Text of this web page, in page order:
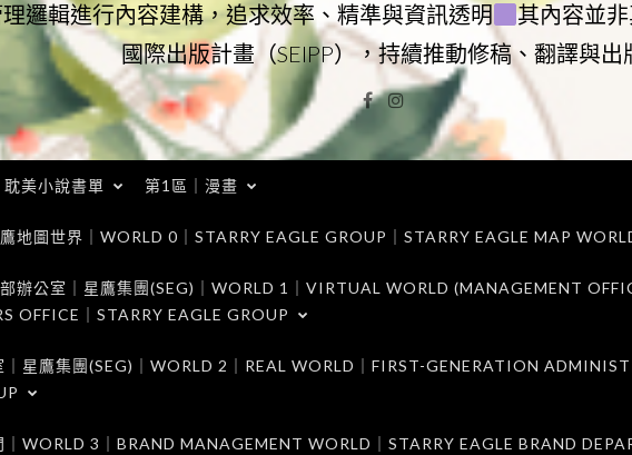
邏輯進行內容建構，追求效率、精準與資訊透明 其內容並
國際出版計畫（SEIPP），持續推動修稿、翻譯與出
Facebook
Instagram
美小說書單 第1區｜漫畫
地圖世界｜WORLD 0｜STARRY EAGLE GROUP｜STARRY EAGLE MAP
辦公室｜星鷹集團(SEG)｜WORLD 1｜VIRTUAL WORLD (MANAGEMENT
OFFICE｜STARRY EAGLE GROUP
｜星鷹集團(SEG)｜WORLD 2｜REAL WORLD｜FIRST-GENERATION
WORLD 3｜BRAND MANAGEMENT WORLD｜STARRY EAGLE BRAND